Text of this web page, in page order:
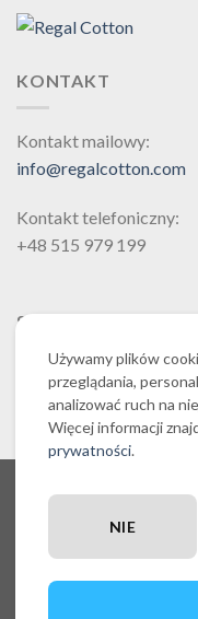
wariantów.
stronie
produktu
KONTAKT
Kontakt mailowy:
info@regalcotton.com
Kontakt telefoniczny:
+48 515 979 199
SZUKAJ
REGULAMIN
RĘCZNIKI
ZESTAWY
Używamy plików
przeglądania,
analizować ruch na
Więcej informacji
prywatności.
NIE